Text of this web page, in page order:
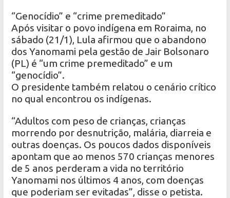
“Genocídio” e “crime premeditado”
Após visitar o povo indígena em Roraima, no
sábado (21/1), Lula afirmou que o abandono
dos Yanomami pela gestão de Jair Bolsonaro
(PL) é “um crime premeditado” e um
“genocídio”.
O presidente também relatou o cenário crítico
no qual encontrou os indígenas.
“Adultos com peso de crianças, crianças
morrendo por desnutrição, malária, diarreia e
outras doenças. Os poucos dados disponíveis
apontam que ao menos 570 crianças menores
de 5 anos perderam a vida no território
Yanomami nos últimos 4 anos, com doenças
que poderiam ser evitadas”, disse o petista.